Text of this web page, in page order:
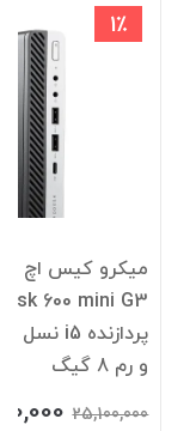
1٪
میکرو کیس اچ
و رم 8 گیگ
25,100,000